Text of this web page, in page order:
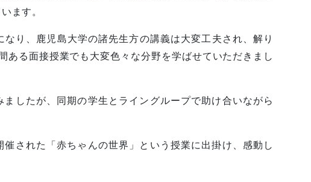
ます。
り、鹿児島大学の諸先生方の講義は大変工夫され、解り
ある面接授業でも大変色々な分野を学ばせていただきまし
したが、同期の学生とライングループで助け合いながら
された「赤ちゃんの世界」という授業に出掛け、感動し